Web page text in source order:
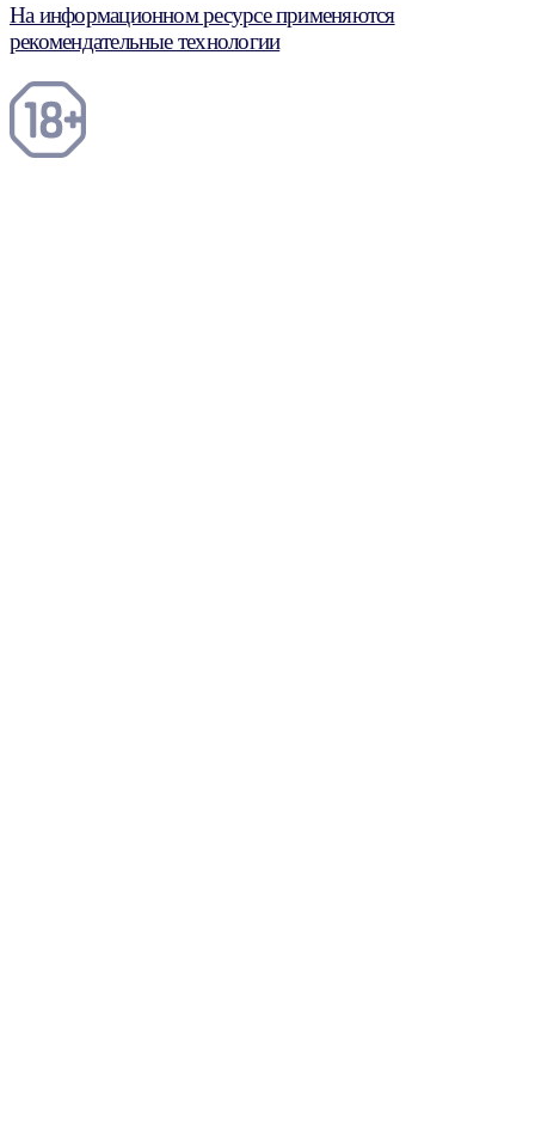
На информационном ресурсе применяются
рекомендательные технологии